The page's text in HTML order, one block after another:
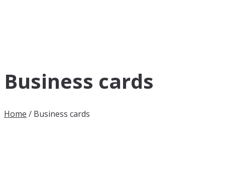
Business cards
Home / Business cards